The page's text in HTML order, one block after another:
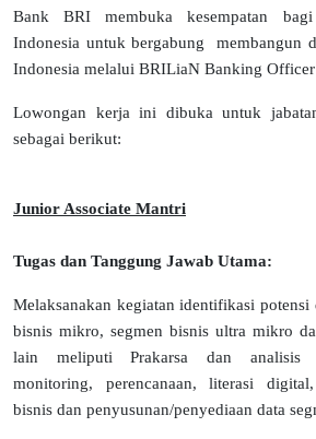
Bank BRI membuka kesempatan
Indonesia untuk bergabung membangun
Indonesia melalui BRILiaN Banking
Lowongan kerja ini dibuka untuk
sebagai berikut:
Junior Associate Mantri
Tugas dan Tanggung Jawab Utama:
Melaksanakan kegiatan identifikasi potensi
bisnis mikro, segmen bisnis ultra mikro
lain meliputi Prakarsa dan analisis
monitoring, perencanaan, literasi
bisnis dan penyusunan/penyediaan data